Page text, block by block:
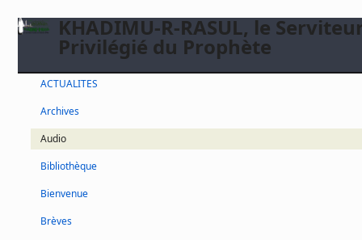
KHADIMU-R-RASUL, le
Privilégié du Prophète
ACTUALITES
Archives
Audio
Bibliothèque
Bienvenue
Brèves